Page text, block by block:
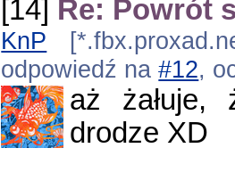
[14] Re: Powrót
KnP
odpowiedź na#12,
aż
drodze XD